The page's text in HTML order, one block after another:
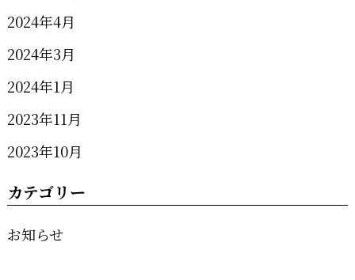
2024年4月
2024年3月
2024年1月
2023年11月
2023年10月
カテゴリー
お知らせ